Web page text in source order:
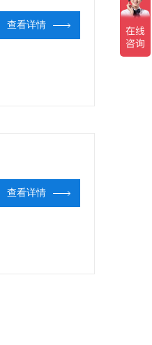
查看详情
查看详情